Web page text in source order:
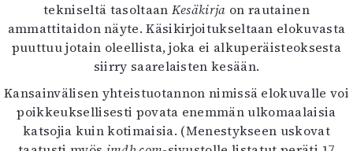
tekniseltä tasoltaan Kesäkirja on rautainen
ammattitaidon näyte. Käsikirjoitukseltaan elokuvasta
puuttuu jotain oleellista, joka ei alkuperäisteoksesta
siirry saarelaisten kesään.
Kansainvälisen yhteistuotannon nimissä elokuvalle voi
poikkeuksellisesti povata enemmän ulkomaalaisia
katsojia kuin kotimaisia. (Menestykseen uskovat